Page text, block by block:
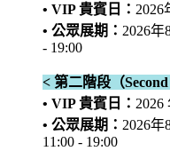
• VIP 貴賓日： 2026
• 公眾展期： 2026
- 19:00
< 第二階段（
• VIP 貴賓日： 2026
• 公眾展期： 2026年
11:00 - 19:00